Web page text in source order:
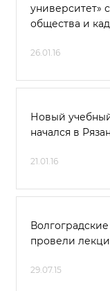
университет»
общества и
26.01.16
Новый
начался в
21.01.16
провели
29.07.15